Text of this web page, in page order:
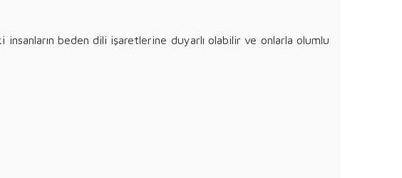
beden dili işaretlerine duyarlı olabilir ve onlarla olumlu